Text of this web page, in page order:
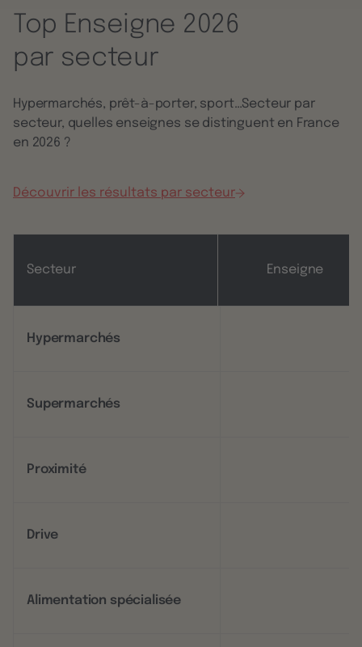
Top Enseigne 2026
par secteur
Hypermarchés, prêt-à-porter, sport…Secteur par
secteur, quelles enseignes se distinguent en France
en 2026 ?
Découvrir les résultats par secteur
Secteur Enseigne
Hypermarchés
Supermarchés
Proximité
Drive
Alimentation spécialisée